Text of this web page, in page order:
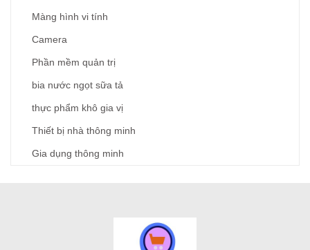
Màng hình vi tính
Camera
Phần mềm quản trị
bia nước ngọt sữa tả
thực phẩm khô gia vị
Thiết bị nhà thông minh
Gia dụng thông minh